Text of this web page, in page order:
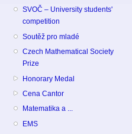
SVOČ – University students'
competition
Soutěž pro mladé
Czech Mathematical Society
Prize
Honorary Medal
Cena Cantor
Matematika a ...
EMS